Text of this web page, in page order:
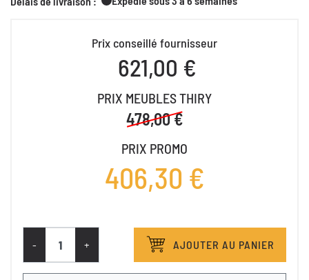
Prix conseillé fournisseur
621,00 €
PRIX MEUBLES THIRY
478,00 €
PRIX PROMO
406,30 €
- + AJOUTER AU PANIER